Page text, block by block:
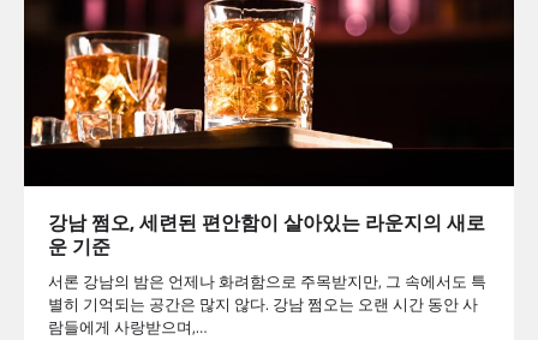
강남 쩜오, 세련된 편안함이 살아있는 라운지의 새로
운 기준
서론 강남의 밤은 언제나 화려함으로 주목받지만, 그 속에서도 특
별히 기억되는 공간은 많지 않다. 강남 쩜오는 오랜 시간 동안 사
람들에게 사랑받으며,…